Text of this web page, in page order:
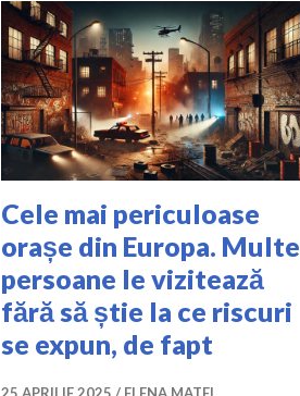
Cele mai periculoase
orașe din Europa. Multe
persoane le vizitează
fără să știe la ce riscuri
se expun, de fapt